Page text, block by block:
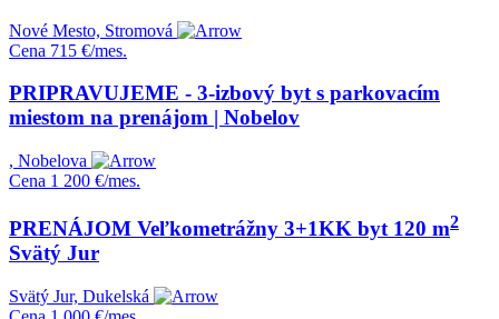
Nové Mesto, Stromová
Cena 715 €/mes.
PRIPRAVUJEME - 3-izbový byt s parkovacím
miestom na prenájom | Nobelov
, Nobelova
Cena 1 200 €/mes.
PRENÁJOM Veľkometrážny 3+1KK byt 120 m2
Svätý Jur
Svätý Jur, Dukelská